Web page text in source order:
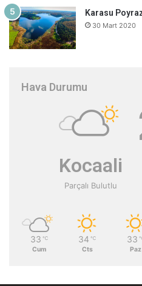
Karasu
30 Mart 2020
Hava Durumu
Kocaali
Parçalı Bulutlu
33 ℃
Cum
34 ℃
Cts
33
Paz